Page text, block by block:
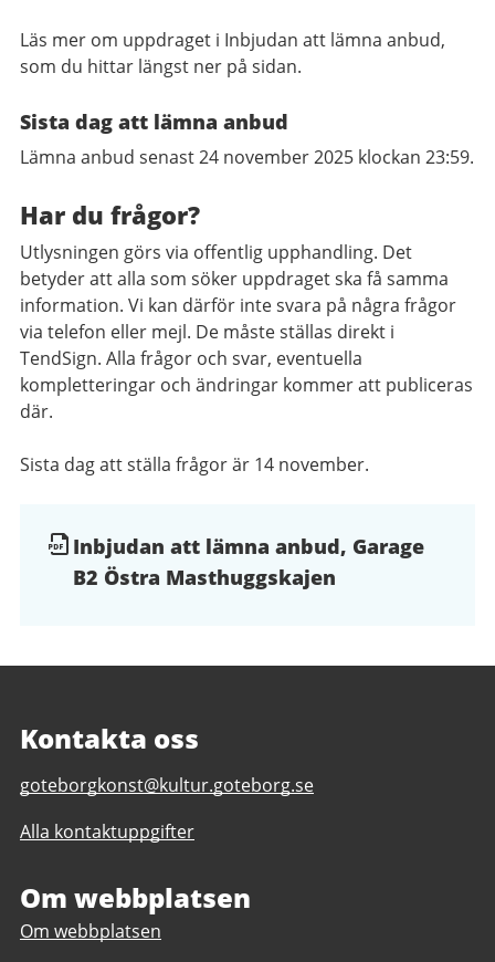
Läs mer om uppdraget i Inbjudan att lämna anbud,
som du hittar längst ner på sidan.
Sista dag att lämna anbud
Lämna anbud senast 24 november 2025 klockan 23:59.
Har du frågor?
Utlysningen görs via offentlig upphandling. Det
betyder att alla som söker uppdraget ska få samma
information. Vi kan därför inte svara på några frågor
via telefon eller mejl. De måste ställas direkt i
TendSign. Alla frågor och svar, eventuella
kompletteringar och ändringar kommer att publiceras
där.
Sista dag att ställa frågor är 14 november.
Dokument
och
Inbjudan att lämna anbud, Garage
B2 Östra Masthuggskajen
Kontakta oss
E-
till
Konst
goteborgkonst@kultur.goteborg.se
Alla kontaktuppgifter
Om webbplatsen
Om webbplatsen